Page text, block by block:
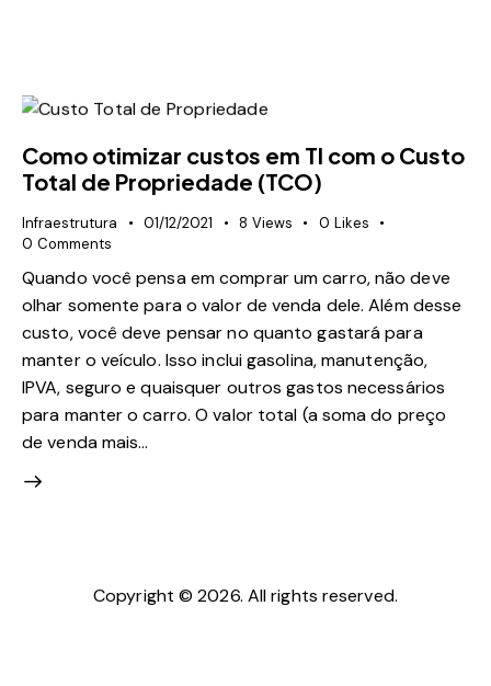
Como otimizar custos em TI com o Custo
Total de Propriedade (TCO)
Infraestrutura 01/12/2021 8 Views 0 Likes
0 Comments
Quando você pensa em comprar um carro, não deve
olhar somente para o valor de venda dele. Além desse
custo, você deve pensar no quanto gastará para
manter o veículo. Isso inclui gasolina, manutenção,
IPVA, seguro e quaisquer outros gastos necessários
para manter o carro. O valor total (a soma do preço
de venda mais…
Copyright © 2026. All rights reserved.